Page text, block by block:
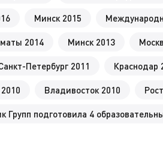
Минск 2015
2014 Минск 2013
Петербург 2011 Краснодар
Владивосток 2010
Групп подготовила 4